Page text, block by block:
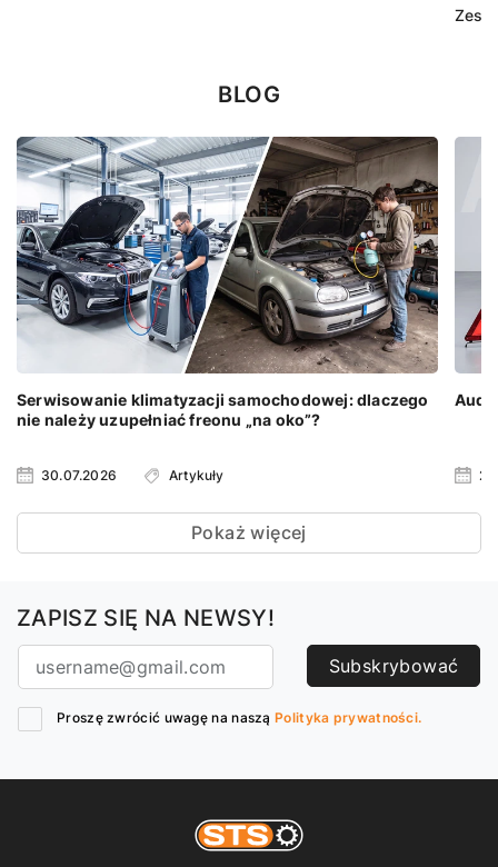
BLOG
Serwisowanie klimatyzacji samochodowej: dlaczego
nie należy uzupełniać freonu „na oko”?
30.07.2026 Artykuły
Audi
Pokaż więcej
ZAPISZ SIĘ NA NEWSY!
Subskrybować
Proszę zwrócić uwagę na naszą Polityka prywatności.